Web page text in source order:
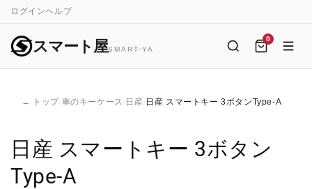
ンツに
ログインヘルプ
スマート屋SMART-YA
0
← トップ/車のキーケース /日産/日産 スマートキー 3ボタンType-A
コ
レ
日産 スマートキー 3ボタン
Type-A